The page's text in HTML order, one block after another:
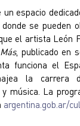
un espacio
se pueden
el artista León
, publicado en
funciona el
la carrera
música. La
argentina.gob.ar/